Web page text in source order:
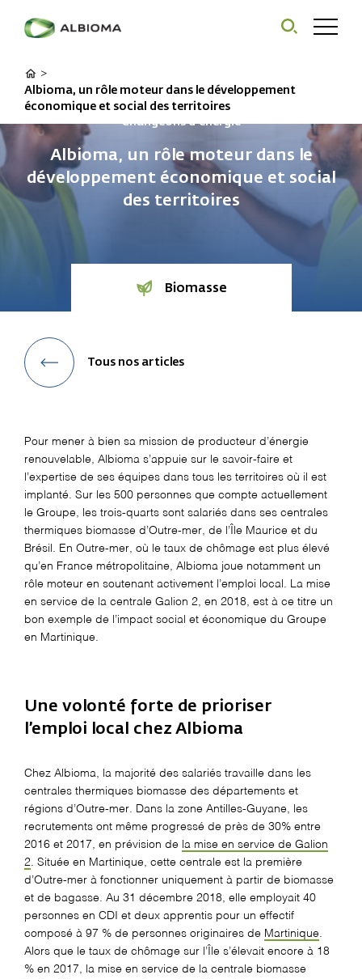
>
Albioma, un rôle moteur dans le développement
économique et social des territoires
Changeons d'énergie
Albioma, un rôle moteur dans le
développement économique et social
des territoires
Biomasse
Tous nos articles
Pour mener à bien sa mission de producteur d’énergie
renouvelable, Albioma s’appuie sur le savoir-faire et
l’expertise de ses équipes dans tous les territoires où il est
implanté. Sur les 500 personnes que compte actuellement
le Groupe, les trois-quarts sont salariés dans ses centrales
thermiques biomasse d’Outre-mer, de l’Île Maurice et du
Brésil. En Outre-mer, où le taux de chômage est plus élevé
qu’en France métropolitaine, Albioma joue notamment un
rôle moteur en soutenant activement l’emploi local. La mise
en service de la centrale Galion 2, en 2018, est à ce titre un
bon exemple de l’impact social et économique du Groupe
en Martinique.
Une volonté forte de prioriser
l’emploi local chez Albioma
Chez Albioma, la majorité des salariés travaille dans les
centrales thermiques biomasse des départements et
régions d’Outre-mer. Dans la zone Antilles-Guyane, les
recrutements ont même progressé de près de 30% entre
2016 et 2017, en prévision de la mise en service de Galion
2. Située en Martinique, cette centrale est la première
d’Outre-mer à fonctionner uniquement à partir de biomasse
et de bagasse. Au 31 décembre 2018, elle employait 40
personnes en CDI et deux apprentis pour un effectif
composé à 97 % de personnes originaires de Martinique.
Alors que le taux de chômage sur l’Île s’élevait encore à 18
% en 2017, la mise en service de la centrale biomasse